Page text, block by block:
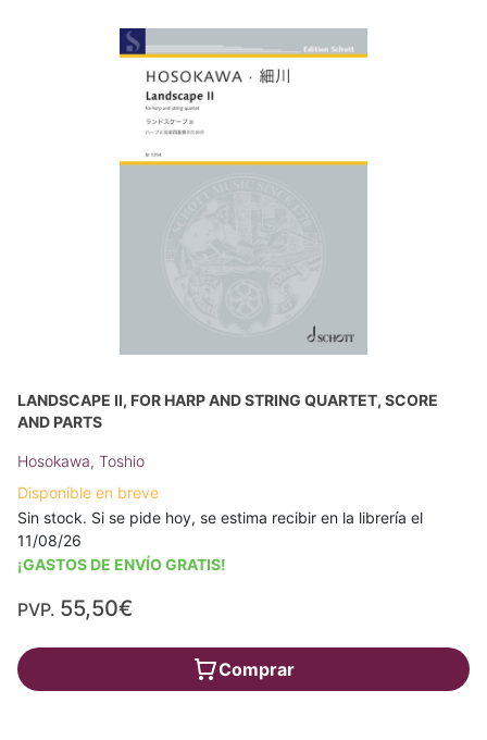
LANDSCAPE II, FOR HARP AND STRING QUARTET, SCORE
AND PARTS
Hosokawa, Toshio
Disponible en breve
Sin stock. Si se pide hoy, se estima recibir en la librería el
11/08/26
¡GASTOS DE ENVÍO GRATIS!
PVP. 55,50€
Comprar